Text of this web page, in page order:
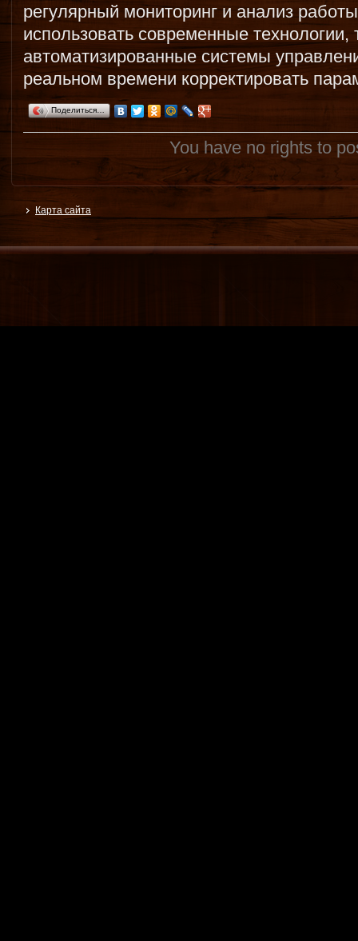
регулярный мониторинг и анализ
использовать современные технологии,
автоматизированные системы
реальном времени корректировать
Поделиться…
You have no rights to
Карта сайта